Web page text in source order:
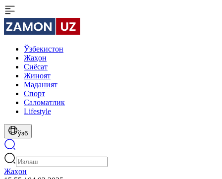
Ўзбекистон
Жаҳон
Сиёсат
Жиноят
Маданият
Спорт
Cаломатлик
Lifestyle
ўзб
Жаҳон